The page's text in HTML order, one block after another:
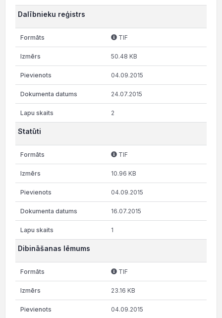
Dalībnieku reģistrs
TIF
50.48 KB
04.09.2015
24.07.2015
2
Statūti
TIF
10.96 KB
04.09.2015
16.07.2015
1
Dibināšanas lēmums
TIF
23.16 KB
04.09.2015